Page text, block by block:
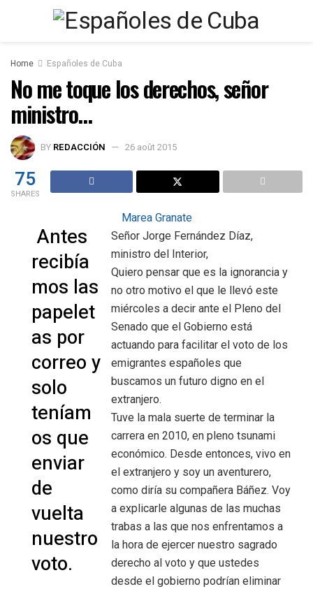
Home Españoles de Cuba
No me toque los derechos, señor
ministro…
BY REDACCIÓN 26 août 2015
75
SHARES
Antes
recibía
mos las
papelet
as por
correo y
solo
teníam
os que
enviar
de
vuelta
nuestro
voto.
Marea Granate
Señor Jorge Fernández Díaz,
ministro del Interior,
Quiero pensar que es la ignorancia y
no otro motivo el que le llevó este
miércoles a decir ante el Pleno del
Senado que el Gobierno está
actuando para facilitar el voto de los
emigrantes españoles que
buscamos un futuro digno en el
extranjero.
Tuve la mala suerte de terminar la
carrera en 2010, en pleno tsunami
económico. Desde entonces, vivo en
el extranjero y soy un aventurero,
como diría su compañera Báñez. Voy
a explicarle algunas de las muchas
trabas a las que nos enfrentamos a
la hora de ejercer nuestro sagrado
derecho al voto y que ustedes
desde el gobierno podrían eliminar